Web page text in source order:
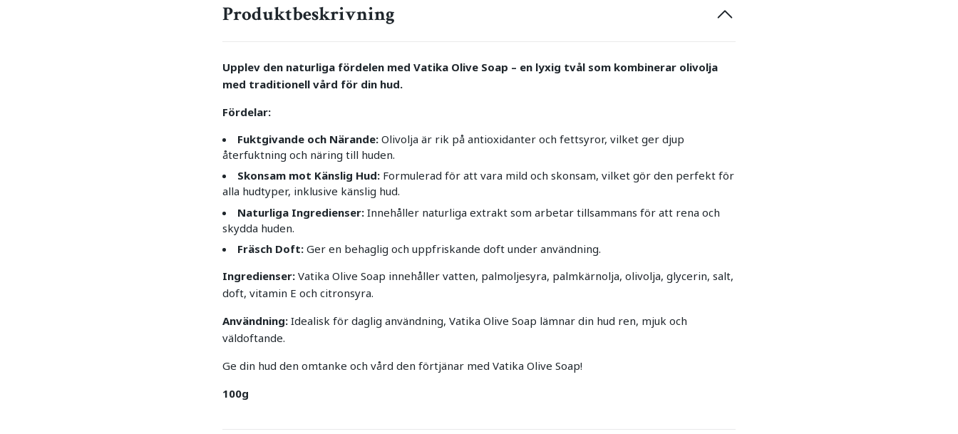
Produktbeskrivning
Upplev den naturliga fördelen med Vatika Olive Soap – en lyxig tvål som kombinerar olivolja
med traditionell vård för din hud.
Fördelar:
Fuktgivande och Närande: Olivolja är rik på antioxidanter och fettsyror, vilket ger djup
återfuktning och näring till huden.
Skonsam mot Känslig Hud: Formulerad för att vara mild och skonsam, vilket gör den perfekt för
alla hudtyper, inklusive känslig hud.
Naturliga Ingredienser: Innehåller naturliga extrakt som arbetar tillsammans för att rena och
skydda huden.
Fräsch Doft: Ger en behaglig och uppfriskande doft under användning.
Ingredienser: Vatika Olive Soap innehåller vatten, palmoljesyra, palmkärnolja, olivolja, glycerin, salt,
doft, vitamin E och citronsyra.
Användning: Idealisk för daglig användning, Vatika Olive Soap lämnar din hud ren, mjuk och
väldoftande.
Ge din hud den omtanke och vård den förtjänar med Vatika Olive Soap!
100g